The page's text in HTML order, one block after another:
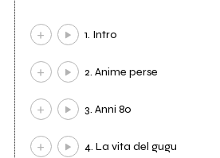
1. Intro
2. Anime perse
3. Anni 80
4. La vita del gugu